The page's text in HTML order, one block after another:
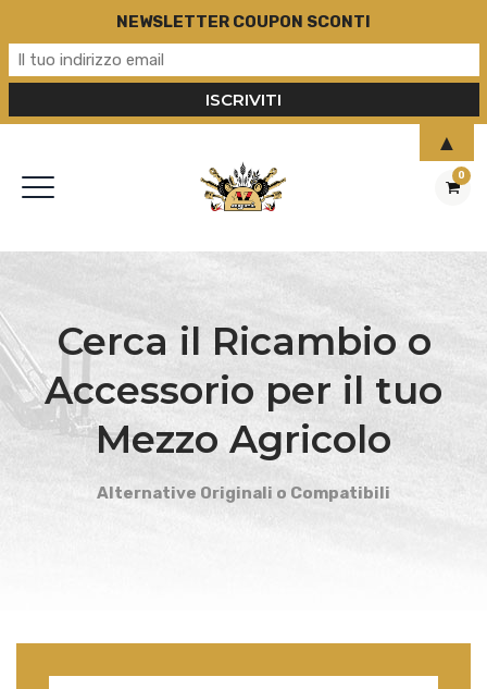
0
Cerca il Ricambio o
Accessorio per il tuo
Mezzo Agricolo
Alternative Originali o Compatibili
NEWSLETTER COUPON SCONTI
▲